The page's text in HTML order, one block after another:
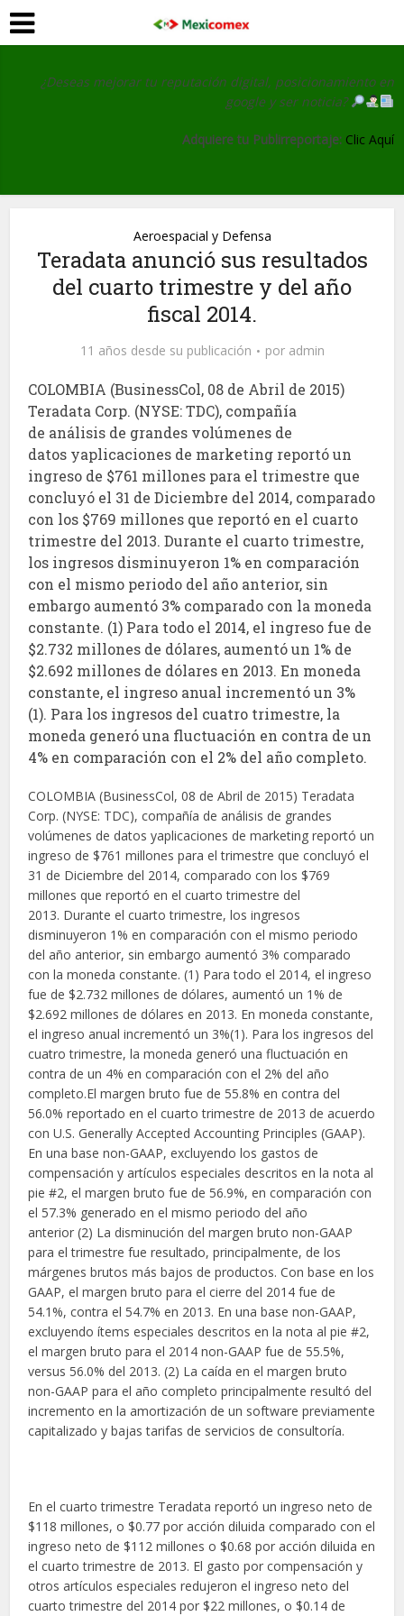
¿Deseas mejorar tu reputación digital, posicionamiento en
google y ser noticia?
Adquiere tu Publirreportaje: Clic Aquí
Aeroespacial y Defensa
Teradata anunció sus resultados
del cuarto trimestre y del año
fiscal 2014.
11 años desde su publicación por admin
COLOMBIA (BusinessCol, 08 de Abril de 2015)
Teradata Corp. (NYSE: TDC), compañía
de análisis de grandes volúmenes de
datos yaplicaciones de marketing reportó un
ingreso de $761 millones para el trimestre que
concluyó el 31 de Diciembre del 2014, comparado
con los $769 millones que reportó en el cuarto
trimestre del 2013. Durante el cuarto trimestre,
los ingresos disminuyeron 1% en comparación
con el mismo periodo del año anterior, sin
embargo aumentó 3% comparado con la moneda
constante. (1) Para todo el 2014, el ingreso fue de
$2.732 millones de dólares, aumentó un 1% de
$2.692 millones de dólares en 2013. En moneda
constante, el ingreso anual incrementó un 3%
(1). Para los ingresos del cuatro trimestre, la
moneda generó una fluctuación en contra de un
4% en comparación con el 2% del año completo.
COLOMBIA (BusinessCol, 08 de Abril de 2015) Teradata
Corp. (NYSE: TDC), compañía de análisis de grandes
volúmenes de datos yaplicaciones de marketing reportó un
ingreso de $761 millones para el trimestre que concluyó el
31 de Diciembre del 2014, comparado con los $769
millones que reportó en el cuarto trimestre del
2013. Durante el cuarto trimestre, los ingresos
disminuyeron 1% en comparación con el mismo periodo
del año anterior, sin embargo aumentó 3% comparado
con la moneda constante. (1) Para todo el 2014, el ingreso
fue de $2.732 millones de dólares, aumentó un 1% de
$2.692 millones de dólares en 2013. En moneda constante,
el ingreso anual incrementó un 3%(1). Para los ingresos del
cuatro trimestre, la moneda generó una fluctuación en
contra de un 4% en comparación con el 2% del año
completo.El margen bruto fue de 55.8% en contra del
56.0% reportado en el cuarto trimestre de 2013 de acuerdo
con U.S. Generally Accepted Accounting Principles (GAAP).
En una base non-GAAP, excluyendo los gastos de
compensación y artículos especiales descritos en la nota al
pie #2, el margen bruto fue de 56.9%, en comparación con
el 57.3% generado en el mismo periodo del año
anterior (2) La disminución del margen bruto non-GAAP
para el trimestre fue resultado, principalmente, de los
márgenes brutos más bajos de productos. Con base en los
GAAP, el margen bruto para el cierre del 2014 fue de
54.1%, contra el 54.7% en 2013. En una base non-GAAP,
excluyendo ítems especiales descritos en la nota al pie #2,
el margen bruto para el 2014 non-GAAP fue de 55.5%,
versus 56.0% del 2013. (2) La caída en el margen bruto
non-GAAP para el año completo principalmente resultó del
incremento en la amortización de un software previamente
capitalizado y bajas tarifas de servicios de consultoría.
En el cuarto trimestre Teradata reportó un ingreso neto de
$118 millones, o $0.77 por acción diluida comparado con el
ingreso neto de $112 millones o $0.68 por acción diluida en
el cuarto trimestre de 2013. El gasto por compensación y
otros artículos especiales redujeron el ingreso neto del
cuarto trimestre del 2014 por $22 millones, o $0.14 de